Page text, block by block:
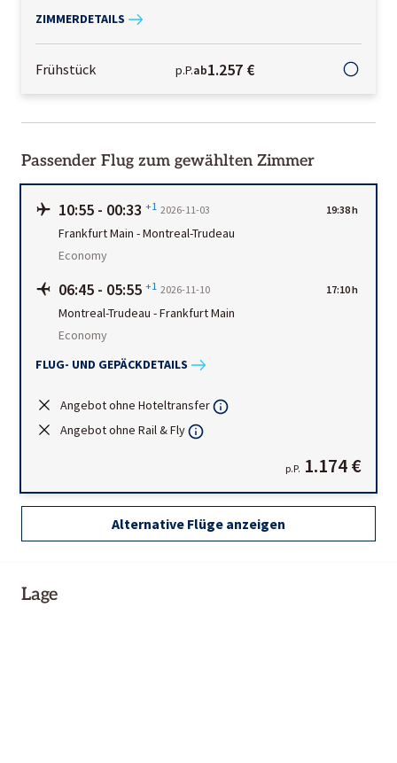
ZIMMERDETAILS
Frühstück p.P.ab1.257 €
Passender Flug zum gewählten Zimmer
10:55 - 00:33 +1 2026-11-03 19:38 h
Frankfurt Main -Montreal-Trudeau
Economy
06:45 - 05:55 +1 2026-11-10 17:10 h
Montreal-Trudeau -Frankfurt Main
Economy
FLUG- UND GEPÄCKDETAILS
Angebot ohne Hoteltransfer
Angebot ohne Rail & Fly
p.P. 1.174 €
Alternative Flüge anzeigen
Lage